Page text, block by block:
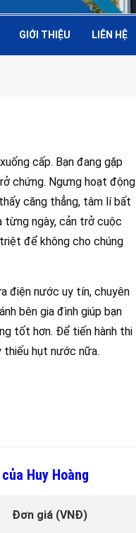
GIỚI THIỆU LIÊN HỆ
cấp. Bạn đang gặp
chứng. Ngưng hoạt động
căng thẳng, tâm lí bất
từng ngày, cản trở cuộc
để không cho chúng
điện nước uy tín, chuyên
bên gia đình giúp bạn
tốt hơn. Để tiến hành thi
thiếu hụt nước nữa.
Huy Hoàng
Đơn giá (VNĐ)